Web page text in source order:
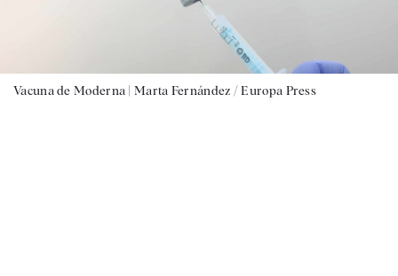
Vacuna de Moderna |Marta Fernández / Europa Press